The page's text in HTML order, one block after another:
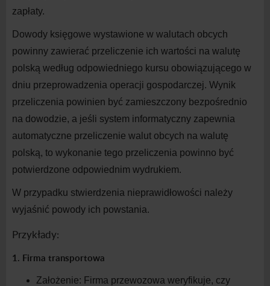
zapłaty.
Dowody księgowe wystawione w walutach obcych
powinny zawierać przeliczenie ich wartości na walutę
polską według odpowiedniego kursu obowiązującego w
dniu przeprowadzenia operacji gospodarczej. Wynik
przeliczenia powinien być zamieszczony bezpośrednio
na dowodzie, a jeśli system informatyczny zapewnia
automatyczne przeliczenie walut obcych na walutę
polską, to wykonanie tego przeliczenia powinno być
potwierdzone odpowiednim wydrukiem.
W przypadku stwierdzenia nieprawidłowości należy
wyjaśnić powody ich powstania.
Przykłady:
1. Firma transportowa
Założenie: Firma przewozowa weryfikuje, czy